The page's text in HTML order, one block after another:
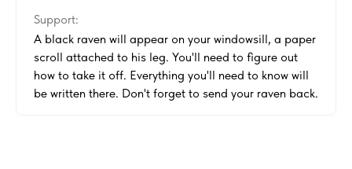
Support:
A black raven will appear on your windowsill, a paper
scroll attached to his leg. You'll need to figure out
how to take it off. Everything you'll need to know will
be written there. Don't forget to send your raven back.